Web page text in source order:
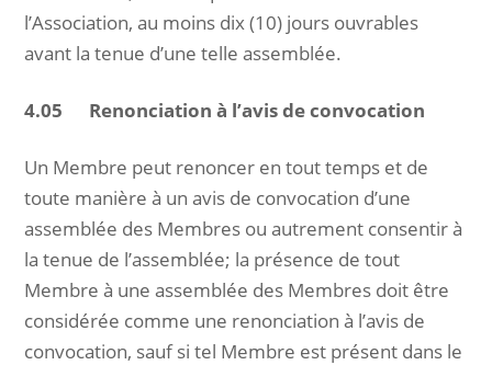
l’Association, au moins dix (10) jours ouvrables
avant la tenue d’une telle assemblée.
4.05 Renonciation à l’avis de convocation
Un Membre peut renoncer en tout temps et de
toute manière à un avis de convocation d’une
assemblée des Membres ou autrement consentir à
la tenue de l’assemblée; la présence de tout
Membre à une assemblée des Membres doit être
considérée comme une renonciation à l’avis de
convocation, sauf si tel Membre est présent dans le